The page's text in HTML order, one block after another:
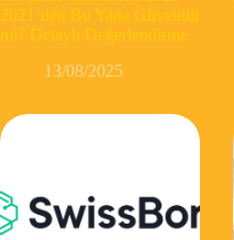
2021’den Bu Yana Güvenilir
mi? Detaylı Değerlendirme
13/08/2025